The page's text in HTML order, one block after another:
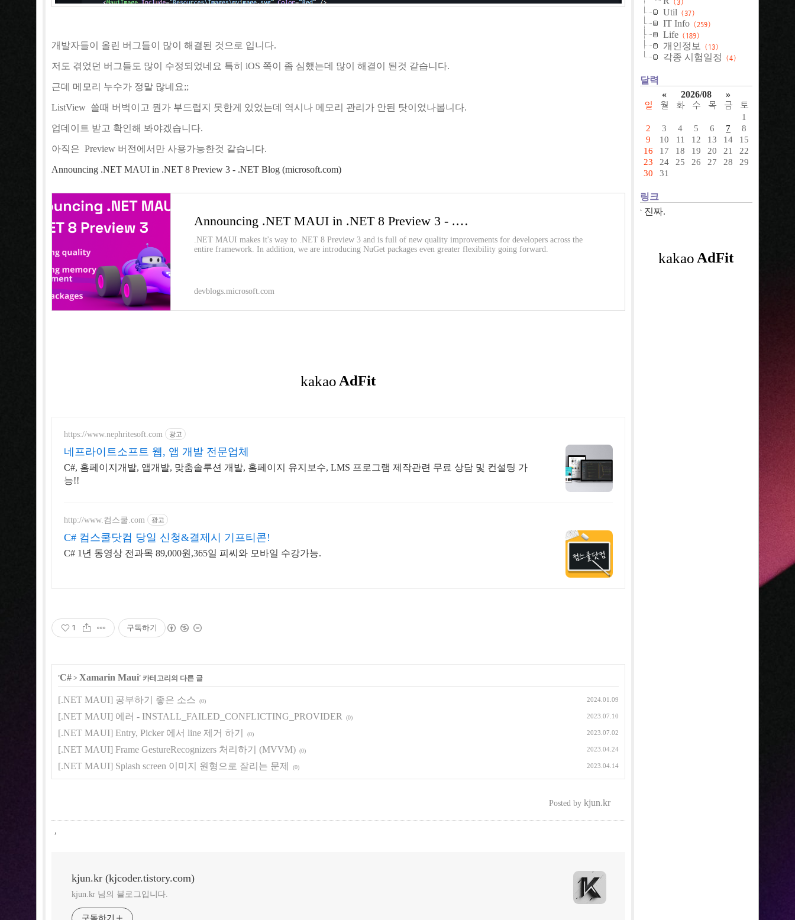
개발자들이 올린 버그들이 많이 해결된 것으로 입니다.
저도 겪었던 버그들도 많이 수정되었네요 특히 iOS 쪽이 좀 심했는데 많이 해결이 된것 같습니다.
근데 메모리 누수가 정말 많네요;;
ListView 쓸때 버벅이고 뭔가 부드럽지 못한게 있었는데 역시나 메모리 관리가 안된 탓이었나봅니다.
업데이트 받고 확인해 봐야겠습니다.
아직은 Preview 버전에서만 사용가능한것 같습니다.
Announcing .NET MAUI in .NET 8 Preview 3 - .NET Blog (microsoft.com)
Announcing .NET MAUI in .NET 8 Preview 3 - .NET Blog
.NET MAUI makes it's way to .NET 8 Preview 3 and is full of new quality improvements for developers across the
entire framework. In addition, we are introducing NuGet packages even greater flexibility going forward.
devblogs.microsoft.com
https://www.nephritesoft.com 광고
네프라이트소프트 웹, 앱 개발 전문업체
C#, 홈페이지개발, 앱개발, 맞춤솔루션 개발, 홈페이지 유지보수, LMS 프로그램 제작관련 무료 상담 및 컨설팅 가
능!!
http://www.컴스쿨.com 광고
C# 컴스쿨닷컴 당일 신청&결제시 기프티콘!
C# 1년 동영상 전과목 89,000원,365일 피씨와 모바일 수강가능.
1 구독하기
'C# > Xamarin Maui' 카테고리의 다른 글
[.NET MAUI] 공부하기 좋은 소스 (0) 2024.01.09
[.NET MAUI] 에러 - INSTALL_FAILED_CONFLICTING_PROVIDER (0) 2023.07.10
[.NET MAUI] Entry, Picker 에서 line 제거 하기 (0) 2023.07.02
[.NET MAUI] Frame GestureRecognizers 처리하기 (MVVM) (0) 2023.04.24
[.NET MAUI] Splash screen 이미지 원형으로 잘리는 문제 (0) 2023.04.14
Posted by kjun.kr
,
kjun.kr (kjcoder.tistory.com)
kjun.kr 님의 블로그입니다.
구독하기
(3)
Util (37)
IT Info (259)
Life (189)
개인정보 (13)
각종 시험일정 (4)
달력
«
2026/08 »
일 월 화 수 목 금 토
1
2
3 4 5 6 7
8
9
10 11 12 13 14
15
16
17 18 19 20 21
22
23
24 25 26 27 28
29
30
31
링크
진짜.